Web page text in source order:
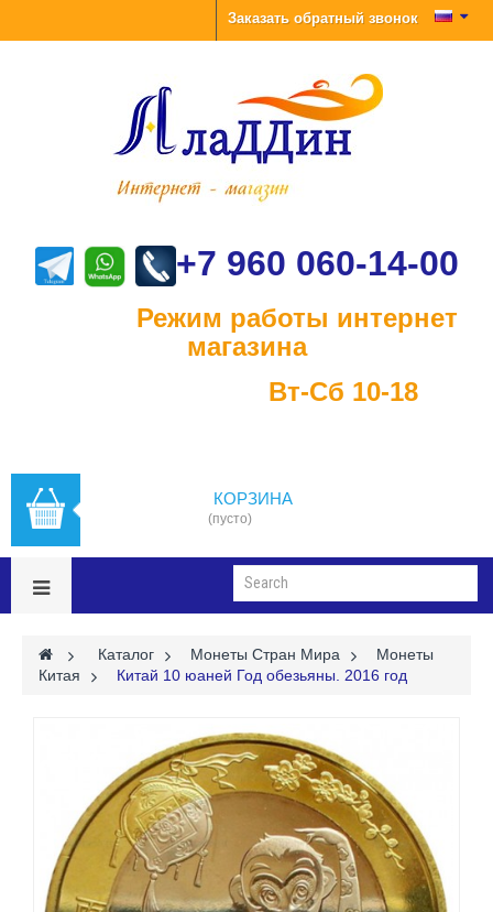
Заказать обратный звонок
+7 960 060-14-00
Режим работы интернет
магазина
Вт-Сб 10-18
КОРЗИНА
(пусто)
> Каталог > Монеты Стран Мира >
Монеты
Китая
> Китай 10 юаней Год обезьяны. 2016 год